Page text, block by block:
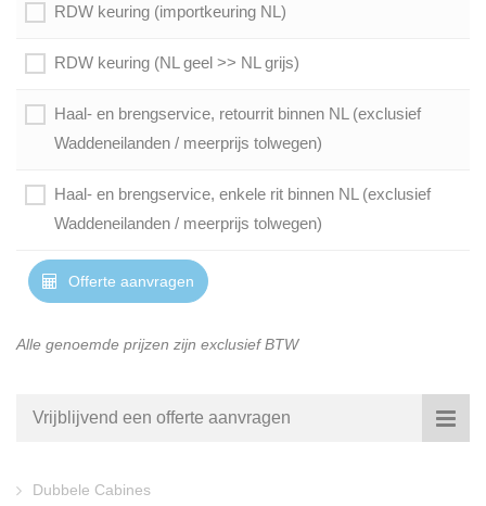
RDW keuring (importkeuring NL)
RDW keuring (NL geel >> NL grijs)
Haal- en brengservice, retourrit binnen NL (exclusief
Waddeneilanden / meerprijs tolwegen)
Haal- en brengservice, enkele rit binnen NL (exclusief
Waddeneilanden / meerprijs tolwegen)
Offerte aanvragen
Alle genoemde prijzen zijn exclusief BTW
Vrijblijvend een offerte aanvragen
Dubbele Cabines